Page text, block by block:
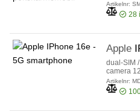
Artikelnr:
28
Apple
dual-SIM
camera
Artikelnr: